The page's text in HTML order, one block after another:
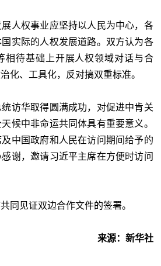
展人权事业应坚持以人民为中心，各
实际的人权发展道路。双方认为各
相待基础上开展人权领域对话与合
化、工具化，反对搞双重标准。
访华取得圆满成功，对促进中肯关
候中非命运共同体具有重要意义。
中国政府和人民在访问期间给予的
谢，邀请习近平主席在方便时访问
同见证双边合作文件的签署。
来源：新华社